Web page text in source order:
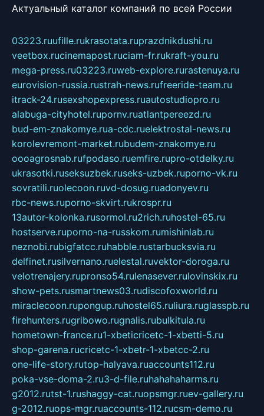
Актуальный каталог компаний по всей России
03223.ruufille.rukrasotata.ruprazdnikdushi.ru
veetbox.rucinemapost.ruciam-fr.rukraft-you.ru
mega-press.ru03223.ruweb-explore.rurastenuya.ru
eurovision-russia.rustrah-news.rufreeride-team.ru
itrack-24.rusexshopexpress.ruautostudiopro.ru
alabuga-cityhotel.rupornv.ruatlantpereezd.ru
bud-em-znakomye.rua-cdc.ruelektrostal-news.ru
korolevremont-market.rubudem-znakomye.ru
oooagrosnab.rufpodaso.ruemfire.rupro-otdelky.ru
ukrasotki.ruseksuzbek.ruseks-uzbek.ruporno-vk.ru
sovratili.ruolecoon.ruvd-dosug.ruadonyev.ru
rbc-news.ruporno-skvirt.rukrospr.ru
13autor-kolonka.rusormol.ru2rich.ruhostel-65.ru
hostserve.ruporno-na-russkom.rumishinlab.ru
neznobi.rubigfatcc.ruhabble.rustarbucksvia.ru
delfinet.rusilvernano.ruelestal.ruvektor-doroga.ru
velotrenajery.rupronso54.rulenasever.rulovinskix.ru
show-pets.rusmartnews03.rudiscofoxworld.ru
miraclecoon.rupongup.ruhostel65.ruliura.ruglasspb.ru
firehunters.rugribowo.rugnalis.rubulkitula.ru
hometown-france.ru1-xbeticricetc-1-xbetti-5.ru
shop-garena.rucricetc-1-xbetr-1-xbetcc-2.ru
one-life-story.rutop-halyava.ruaccounts112.ru
poka-vse-doma-2.ru3-d-file.ruhahahaharms.ru
g2012.rutst-1.rushaggy-cat.ruopsmgr.ruev-gallery.ru
g-2012.ruops-mgr.ruaccounts-112.rucsm-demo.ru